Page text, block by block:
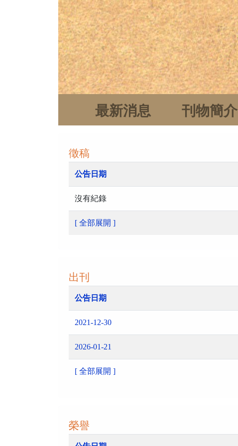
最新消息 刊物簡介
徵稿
公告日期
沒有紀錄
[ 全部展開 ]
出刊
公告日期
2021-12-30
2026-01-21
[ 全部展開 ]
榮譽